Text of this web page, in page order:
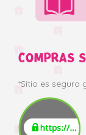
COMPRAS
*Sitio es seguro